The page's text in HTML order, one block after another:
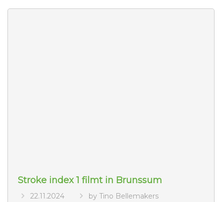
Stroke index 1 filmt in Brunssum
22.11.2024 by Tino Bellemakers